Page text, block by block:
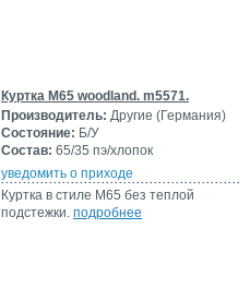
Куртка М65 woodland. m5571.
Производитель: Другие (Германия)
Состояние: Б/У
Состав: 65/35 пэ/хлопок
уведомить о приходе
Куртка в стиле М65 без теплой
подстежки. подробнее